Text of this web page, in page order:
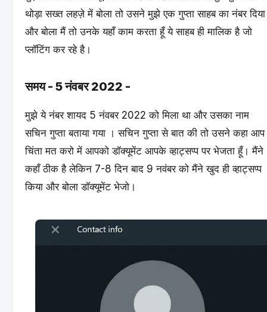
थोड़ा सख्त लहज़े में बोला तो उसने मुझे एक गुप्ता साहब का नंबर दिया
और बोला मैं तो उनके यहाँ काम करता हूँ ये साहब ही मालिक है जो
प्लॉटिंग कर रहे है।
समय - 5 नंवबर 2022 -
मुझे ये नंबर शायद 5 नंवबर 2022 को मिला था और उसका नाम
सचिन गुप्ता बताया गया । सचिन गुप्ता से बात की तो उसने कहा आप
चिंता मत करो में आपको डॉक्यूमेंट आपके व्हाट्सप्प पर भेजता हूँ। मैंने
कहाँ ठीक है लेकिन 7-8 दिन बाद 9 नवंबर को मैंने खुद ही व्हाट्सप्प
किया और बोला डॉक्यूमेंट भेजो।